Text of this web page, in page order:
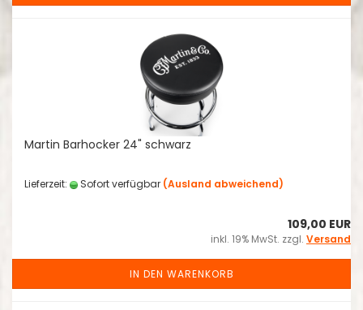
Martin Barhocker 24" schwarz
Lieferzeit: Sofort verfügbar (Ausland abweichend)
109,00 EUR
inkl. 19% MwSt. zzgl. Versand
IN DEN WARENKORB